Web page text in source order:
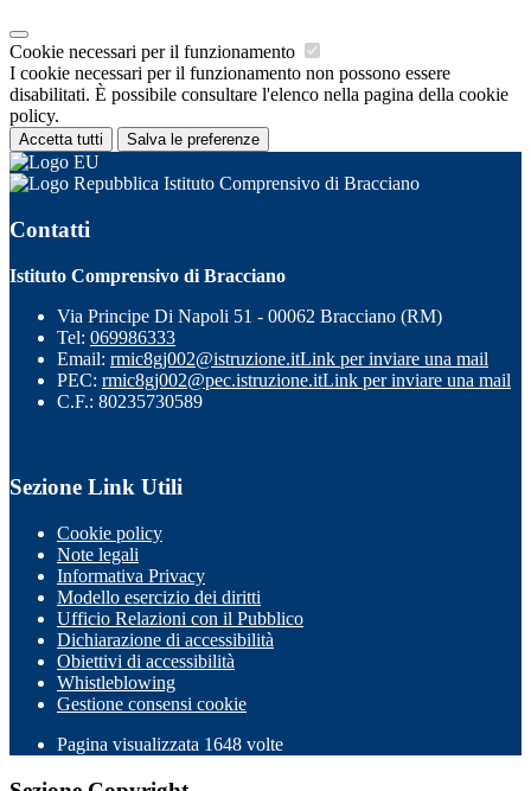
Cookie necessari per il funzionamento
I cookie necessari per il funzionamento non possono essere
disabilitati. È possibile consultare l'elenco nella pagina della cookie
policy.
Accetta tutti Salva le preferenze
Istituto Comprensivo di Bracciano
Contatti
Istituto Comprensivo di Bracciano
Via Principe Di Napoli 51 - 00062 Bracciano (RM)
Tel: 069986333
Email: rmic8gj002@istruzione.itLink per inviare una mail
PEC: rmic8gj002@pec.istruzione.itLink per inviare una mail
C.F.: 80235730589
Sezione Link Utili
Cookie policy
Note legali
Informativa Privacy
Modello esercizio dei diritti
Ufficio Relazioni con il Pubblico
Dichiarazione di accessibilità
Obiettivi di accessibilità
Whistleblowing
Gestione consensi cookie
Pagina visualizzata 1648 volte